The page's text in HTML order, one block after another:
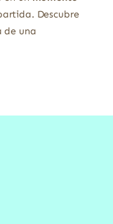
Descubre
de una